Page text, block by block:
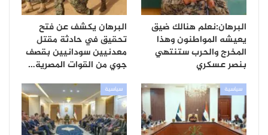
البرهان:نعلم هنالك ضيق
يعيشه المواطنون وهذا
المخرج والحرب ستنتهي
بنصر عسكري
البرهان يكشف عن فتح
تحقيق في حادثة مقتل
معدنيين سودانيين بقصف
جوي من القوات المصرية…
سياسية سياسية